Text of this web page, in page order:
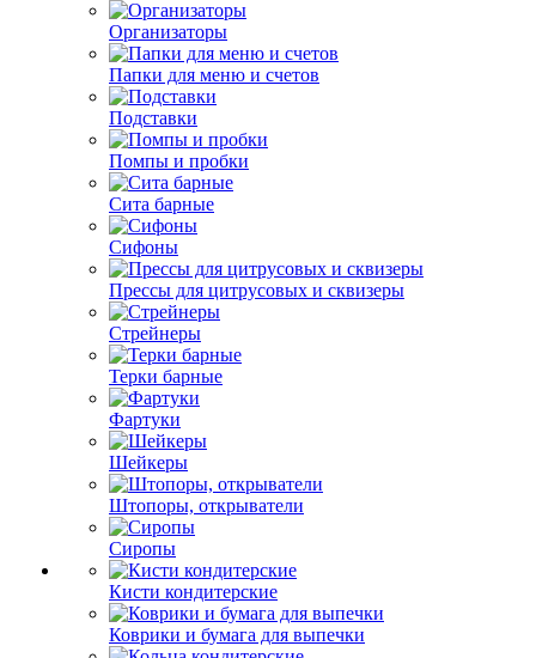
Организаторы
Папки для меню и счетов
Подставки
Помпы и пробки
Сита барные
Сифоны
Прессы для цитрусовых и сквизеры
Стрейнеры
Терки барные
Фартуки
Шейкеры
Штопоры, открыватели
Сиропы
Кисти кондитерские
Коврики и бумага для выпечки